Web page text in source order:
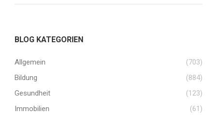
BLOG KATEGORIEN
Allgemein
(703)
Bildung
(884)
Gesundheit
(123)
Immobilien
(61)